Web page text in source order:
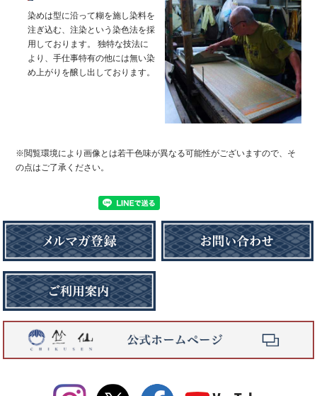
染めは型に沿って糊を施し染料を
注ぎ込む、注染という染色法を採
用しております。 独特な技法に
より、手仕事特有の他には無い染
め上がりを醸し出しております。
※閲覧環境により画像とは若干色味が異なる可能性がございますので、そ
の点はご了承ください。